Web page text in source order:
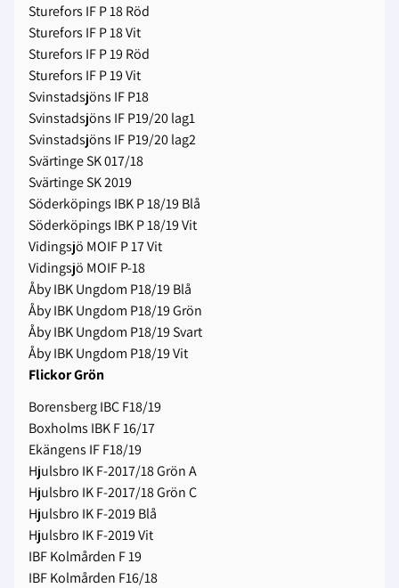
Sturefors IF P 18 Röd
Sturefors IF P 18 Vit
Sturefors IF P 19 Röd
Sturefors IF P 19 Vit
Svinstadsjöns IF P18
Svinstadsjöns IF P19/20 lag1
Svinstadsjöns IF P19/20 lag2
Svärtinge SK 017/18
Svärtinge SK 2019
Söderköpings IBK P 18/19 Blå
Söderköpings IBK P 18/19 Vit
Vidingsjö MOIF P 17 Vit
Vidingsjö MOIF P-18
Åby IBK Ungdom P18/19 Blå
Åby IBK Ungdom P18/19 Grön
Åby IBK Ungdom P18/19 Svart
Åby IBK Ungdom P18/19 Vit
Flickor Grön
Borensberg IBC F18/19
Boxholms IBK F 16/17
Ekängens IF F18/19
Hjulsbro IK F-2017/18 Grön A
Hjulsbro IK F-2017/18 Grön C
Hjulsbro IK F-2019 Blå
Hjulsbro IK F-2019 Vit
IBF Kolmården F 19
IBF Kolmården F16/18